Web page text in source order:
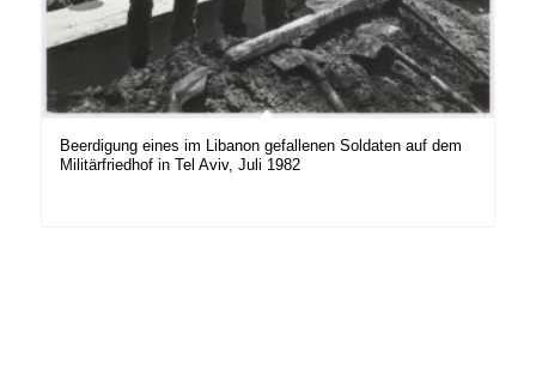
Beerdigung eines im Libanon gefallenen Soldaten auf dem
Militärfriedhof in Tel Aviv, Juli 1982